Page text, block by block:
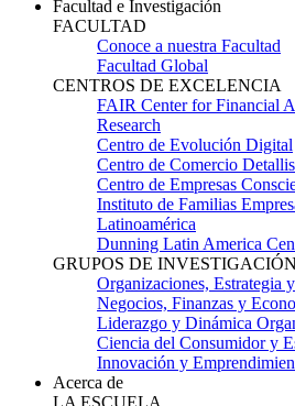
Facultad e Investigación
FACULTAD
Conoce a nuestra Facultad
Facultad Global
CENTROS DE EXCELENCIA
FAIR Center for Financial
Research
Centro de Evolución Digital
Centro de Comercio
Centro de Empresas
Instituto de Familias
Latinoamérica
Dunning Latin America
GRUPOS DE INVESTIGACIÓN
Organizaciones, Estrategia
Negocios, Finanzas y
Liderazgo y Dinámica
Ciencia del Consumidor y
Innovación y
Acerca de
LA ESCUELA